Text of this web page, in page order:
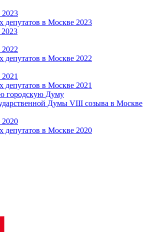
2023
в Москве 2023
в Москве 2022
в Москве 2021
городскую Думу
Думы VIII созыва в Москве
2020
в Москве 2020